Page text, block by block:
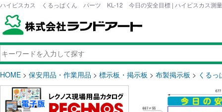
ハイビスカス くるっぱくん パーツ KL-12 今日の安全目標 | ハイビスカス測量
HOME > 保安用品・作業用品 > 標示板・掲示板 > 布製掲示板 > くるっ